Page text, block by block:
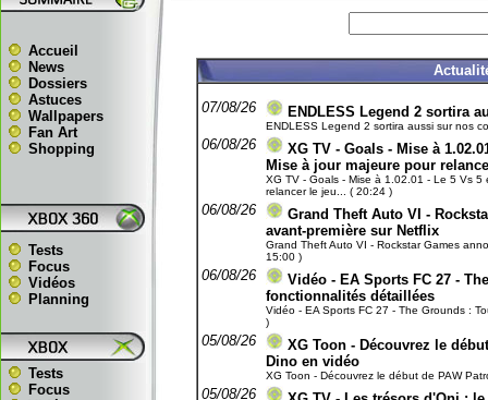
Accueil
News
Dossiers
Astuces
Wallpapers
Fan Art
Shopping
Tests
Focus
Vidéos
Planning
Tests
Focus
07/08/26 ENDLESS Legend 2 sortira
ENDLESS Legend 2 sortira aussi sur nos
06/08/26
XG TV - Goals - Mise à
Mise à jour majeure pour
XG TV - Goals - Mise à 1.02.01 - Le 5 Vs
relancer le jeu... ( 20:24 )
06/08/26
Grand Theft Auto VI -
avant-première sur Netflix
Grand Theft Auto VI - Rockstar Games
15:00 )
06/08/26
Vidéo - EA Sports FC 27 -
fonctionnalités détaillées
Vidéo - EA Sports FC 27 - The Grounds :
)
05/08/26
XG Toon - Découvrez le
Dino en vidéo
XG Toon - Découvrez le début de PAW
05/08/26